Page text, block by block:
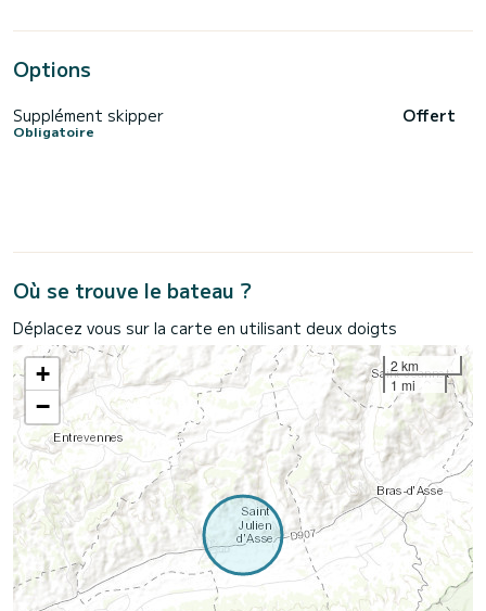
Options
Supplément skipper
Obligatoire
Offert
Où se trouve le bateau ?
Déplacez vous sur la carte en utilisant deux doigts
+
−
2 km
1 mi